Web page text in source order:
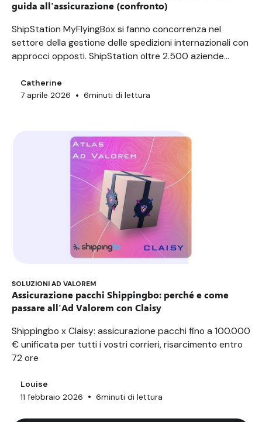
guida all'assicurazione (confronto)
ShipStation MyFlyingBox si fanno concorrenza nel
settore della gestione delle spedizioni internazionali con
approcci opposti. ShipStation oltre 2.500 aziende
gestire fino a 15.000 ordini al giorno. MyFlyingBox,
fondata a Nizza nel 2011, copre più di 10 paesi europei
vostre spedizioni?
Catherine
7 aprile 2026 • 6minuti di lettura
SOLUZIONI AD VALOREM
Assicurazione pacchi Shippingbo: perché e come
passare all'Ad Valorem con Claisy
Shippingbo x Claisy: assicurazione pacchi fino a 100.000
€ unificata per tutti i vostri corrieri, risarcimento entro
72 ore
Louise
11 febbraio 2026 • 6minuti di lettura